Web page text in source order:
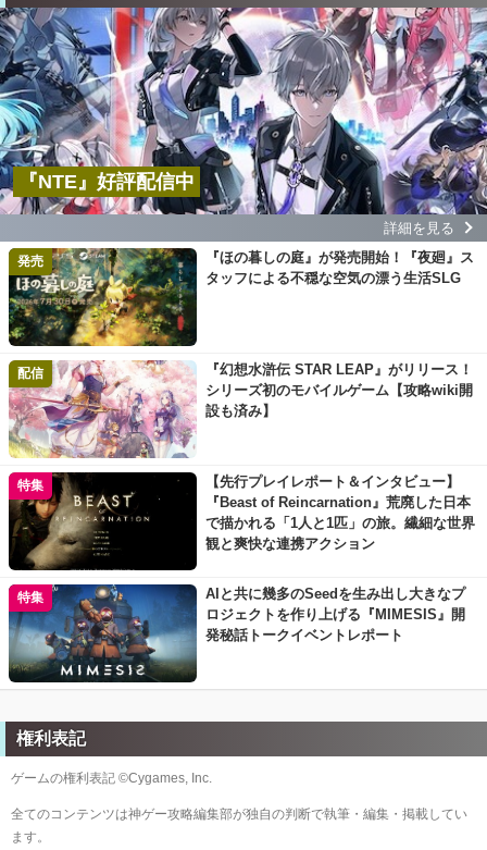
『NTE』好評配信中
詳細を見る
発売
『ほの暮しの庭』が発売開始！『夜廻』ス
タッフによる不穏な空気の漂う生活SLG
配信
『幻想水滸伝 STAR LEAP』がリリース！
シリーズ初のモバイルゲーム【攻略wiki開
設も済み】
特集
【先行プレイレポート＆インタビュー】
『Beast of Reincarnation』荒廃した日本
で描かれる「1人と1匹」の旅。繊細な世界
観と爽快な連携アクション
特集
AIと共に幾多のSeedを生み出し大きなプ
ロジェクトを作り上げる『MIMESIS』開
発秘話トークイベントレポート
権利表記
ゲームの権利表記 ©Cygames, Inc.
全てのコンテンツは神ゲー攻略編集部が独自の判断で執筆・編集・掲載してい
ます。